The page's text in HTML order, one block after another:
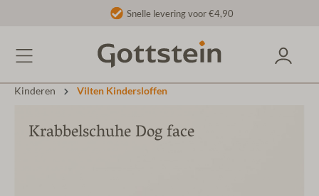
Snelle levering voor €4,90
Kinderen Vilten Kindersloffen
Krabbelschuhe Dog face